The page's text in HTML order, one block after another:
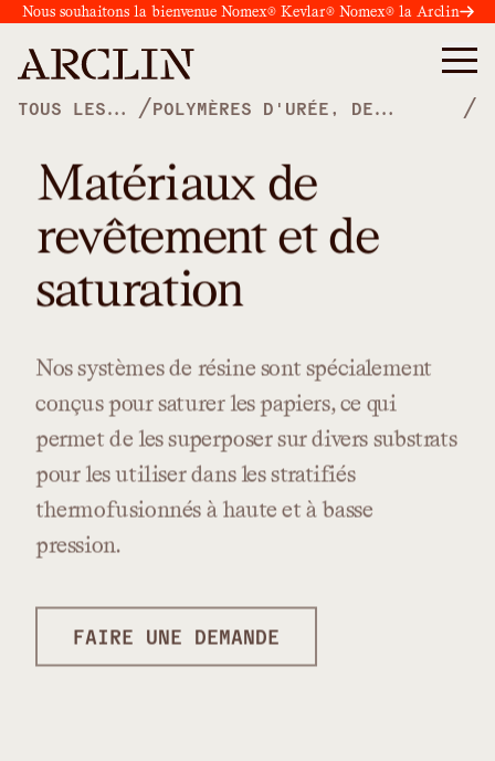
Nous souhaitons la bienvenue Nomex® Kevlar® Nomex® la Arclin
TOUS LES
/POLYMÈRES D'URÉE, DE
/
Matériaux de
revêtement et de
saturation
Nossystèmesde résine sont spécialement
conçuspoursaturer lespapiers, ce qui
permet de lessuperposersurdivers substrats
pour lesutiliserdans lesstratifiés
thermofusionnés à haute et à basse
pression.
FAIRE UNE DEMANDE